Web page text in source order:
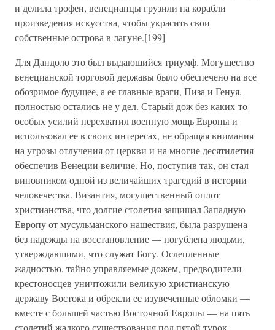
и делила трофеи, венецианцы грузили на корабли
произведения искусства, чтобы украсить свои
собственные острова в лагуне.[199]
Для Дандоло это был выдающийся триумф. Могущество
венецианской торговой державы было обеспечено на все
обозримое будущее, а ее главные враги, Пиза и Генуя,
полностью остались не у дел. Старый дож без каких-то
особых усилий перехватил военную мощь Европы и
использовал ее в своих интересах, не обращая внимания
на угрозы отлучения от церкви и на многие десятилетия
обеспечив Венеции величие. Но, поступив так, он стал
виновником одной из величайших трагедий в истории
человечества. Византия, могущественный оплот
христианства, что долгие столетия защищал Западную
Европу от мусульманского нашествия, была разрушена
без надежды на восстановление — погублена людьми,
утверждавшими, что служат Богу. Ослепленные
жадностью, тайно управляемые дожем, предводители
крестоносцев уничтожили великую христианскую
державу Востока и обрекли ее изувеченные обломки —
вместе с большей частью Восточной Европы — на пять
столетий жалкого существования под пятой турок.